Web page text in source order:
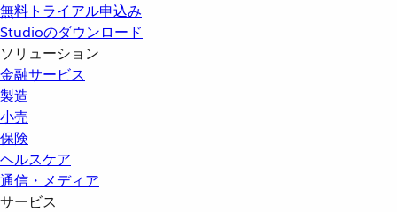
無料トライアル申込み
Studioのダウンロード
ソリューション
金融サービス
製造
小売
保険
ヘルスケア
通信・メディア
サービス